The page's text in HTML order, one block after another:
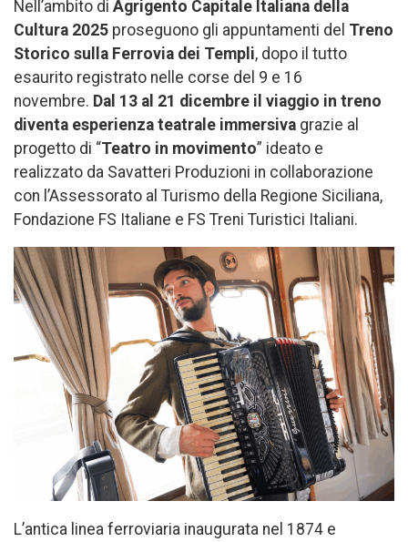
Nell’ambito di Agrigento Capitale Italiana della
Cultura 2025 proseguono gli appuntamenti del Treno
Storico sulla Ferrovia dei Templi, dopo il tutto
esaurito registrato nelle corse del 9 e 16
novembre. Dal 13 al 21 dicembre il viaggio in treno
diventa esperienza teatrale immersiva grazie al
progetto di “Teatro in movimento” ideato e
realizzato da Savatteri Produzioni in collaborazione
con l’Assessorato al Turismo della Regione Siciliana,
Fondazione FS Italiane e FS Treni Turistici Italiani.
L’antica linea ferroviaria inaugurata nel 1874 e